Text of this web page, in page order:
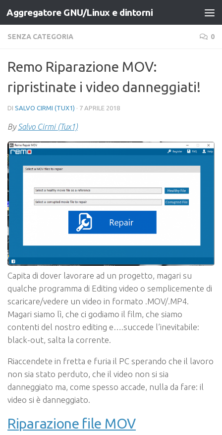
Salta al contenuto
Aggregatore GNU/Linux e dintorni
SENZA CATEGORIA 0
Remo Riparazione MOV:
ripristinate i video danneggiati!
DI SALVO CIRMI (TUX1) · 7 APRILE 2018
BySalvo Cirmi (Tux1)
Capita di dover lavorare ad un progetto, magari su
qualche programma di Editing video o semplicemente di
scaricare/vedere un video in formato .MOV/.MP4.
Magari siamo lì, che ci godiamo il film, che siamo
contenti del nostro editing e….succede l’inevitabile:
black-out, salta la corrente.
Riaccendete in fretta e furia il PC sperando che il lavoro
non sia stato perduto, che il video non si sia
danneggiato ma, come spesso accade, nulla da fare: il
video si è danneggiato.
Riparazione file MOV